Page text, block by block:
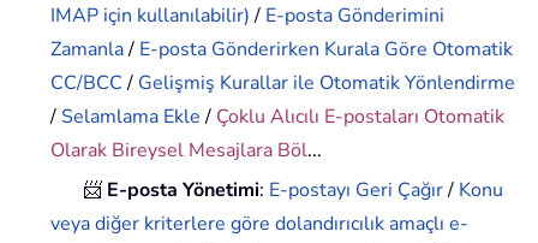
IMAP için kullanılabilir)/ E-posta Gönderimini
Zamanla/ E-posta Gönderirken Kurala Göre Otomatik
CC/BCC/ Gelişmiş Kurallar ile Otomatik Yönlendirme
/ Selamlama Ekle/ Çoklu Alıcılı E-postaları Otomatik
Olarak Bireysel Mesajlara Böl...
📨 E-posta Yönetimi: E-postayı Geri Çağır/ Konu
veya diğer kriterlere göre dolandırıcılık amaçlı e-